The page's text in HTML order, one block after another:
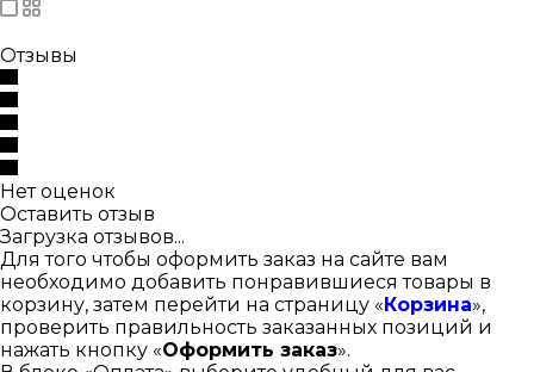
Отзывы
Нет оценок
Оставить отзыв
Загрузка отзывов...
Для того чтобы оформить заказ на сайте вам
необходимо добавить понравившиеся товары в
корзину, затем перейти на страницу «Корзина»,
проверить правильность заказанных позиций и
нажать кнопку «Оформить заказ».